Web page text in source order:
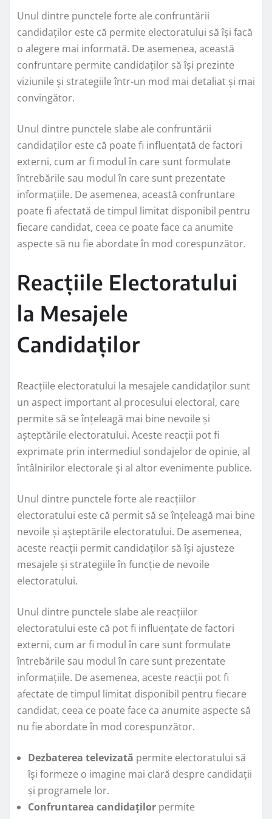
Unul dintre punctele forte ale confruntării
candidaților este că permite electoratului să își facă
o alegere mai informată. De asemenea, această
confruntare permite candidaților să își prezinte
viziunile și strategiile într-un mod mai detaliat și mai
convingător.
Unul dintre punctele slabe ale confruntării
candidaților este că poate fi influențată de factori
externi, cum ar fi modul în care sunt formulate
întrebările sau modul în care sunt prezentate
informațiile. De asemenea, această confruntare
poate fi afectată de timpul limitat disponibil pentru
fiecare candidat, ceea ce poate face ca anumite
aspecte să nu fie abordate în mod corespunzător.
Reacțiile Electoratului
la Mesajele
Candidaților
Reacțiile electoratului la mesajele candidaților sunt
un aspect important al procesului electoral, care
permite să se înțeleagă mai bine nevoile și
așteptările electoratului. Aceste reacții pot fi
exprimate prin intermediul sondajelor de opinie, al
întâlnirilor electorale și al altor evenimente publice.
Unul dintre punctele forte ale reacțiilor
electoratului este că permit să se înțeleagă mai bine
nevoile și așteptările electoratului. De asemenea,
aceste reacții permit candidaților să își ajusteze
mesajele și strategiile în funcție de nevoile
electoratului.
Unul dintre punctele slabe ale reacțiilor
electoratului este că pot fi influențate de factori
externi, cum ar fi modul în care sunt formulate
întrebările sau modul în care sunt prezentate
informațiile. De asemenea, aceste reacții pot fi
afectate de timpul limitat disponibil pentru fiecare
candidat, ceea ce poate face ca anumite aspecte să
nu fie abordate în mod corespunzător.
Dezbaterea televizată permite electoratului să
își formeze o imagine mai clară despre candidații
și programele lor.
Confruntarea candidaților permite